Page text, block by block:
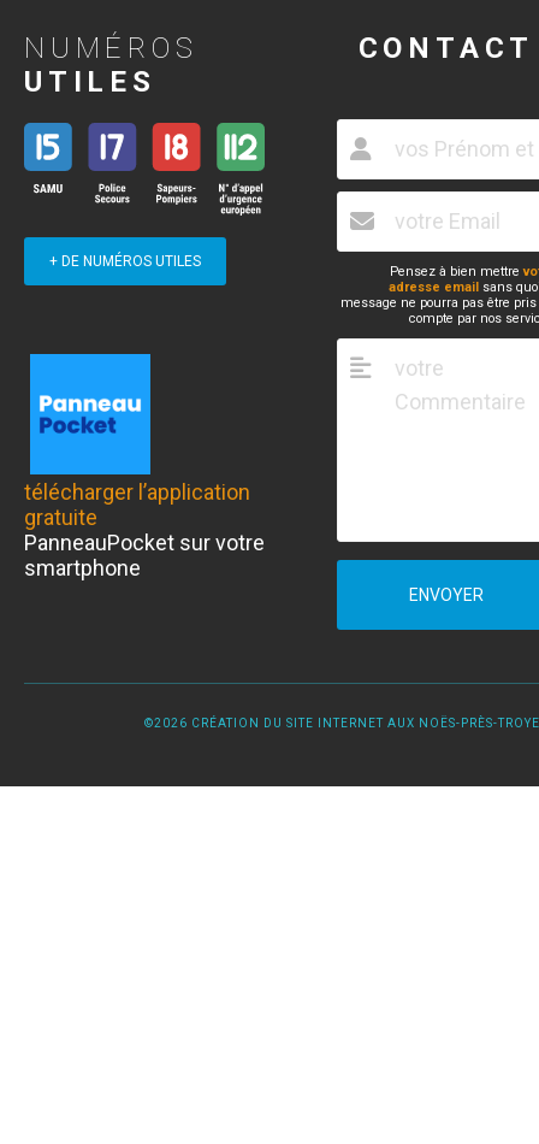
NUMÉROS
UTILES
+ DE NUMÉROS UTILES
télécharger l’application
gratuite
PanneauPocket sur votre
smartphone
CONTACT
Pensez à bien mettre
adresse email sans
message ne pourra pas être
compte par nos
ENVOYER
©2026 CRÉATION DU SITE INTERNET AUX NOËS-PRÈS-